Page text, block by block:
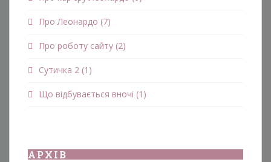
Про Леонардо (7)
Про роботу сайту (2)
Сутичка 2 (1)
Що відбувається вночі (1)
АРХІВ